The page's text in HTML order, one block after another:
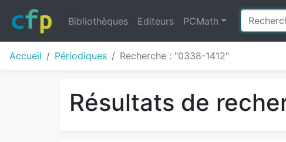
Bibliothèques Editeurs PCMath
Accueil Périodiques Recherche : "0338-1412"
Résultats de